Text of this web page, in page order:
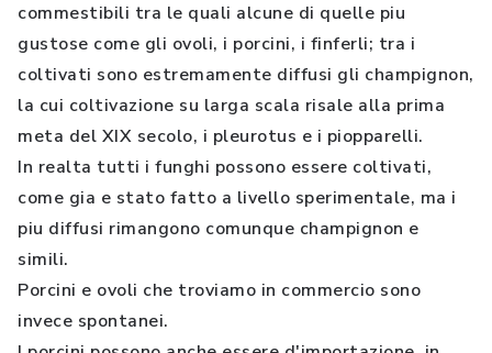
commestibili tra le quali alcune di quelle piu
gustose come gli ovoli, i porcini, i finferli; tra i
coltivati sono estremamente diffusi gli champignon,
la cui coltivazione su larga scala risale alla prima
meta del XIX secolo, i pleurotus e i piopparelli.
In realta tutti i funghi possono essere coltivati,
come gia e stato fatto a livello sperimentale, ma i
piu diffusi rimangono comunque champignon e
simili.
Porcini e ovoli che troviamo in commercio sono
invece spontanei.